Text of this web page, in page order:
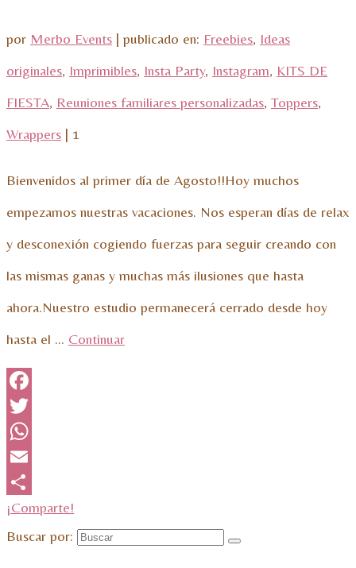
por Merbo Events | publicado en: Freebies, Ideas
originales, Imprimibles, Insta Party, Instagram, KITS DE
FIESTA, Reuniones familiares personalizadas, Toppers,
Wrappers | 1
Bienvenidos al primer día de Agosto!!Hoy muchos
empezamos nuestras vacaciones. Nos esperan días de relax
y desconexión cogiendo fuerzas para seguir creando con
las mismas ganas y muchas más ilusiones que hasta
ahora.Nuestro estudio permanecerá cerrado desde hoy
hasta el … Continuar
Facebook
Twitter
WhatsApp
Email
¡Comparte!
Buscar por: